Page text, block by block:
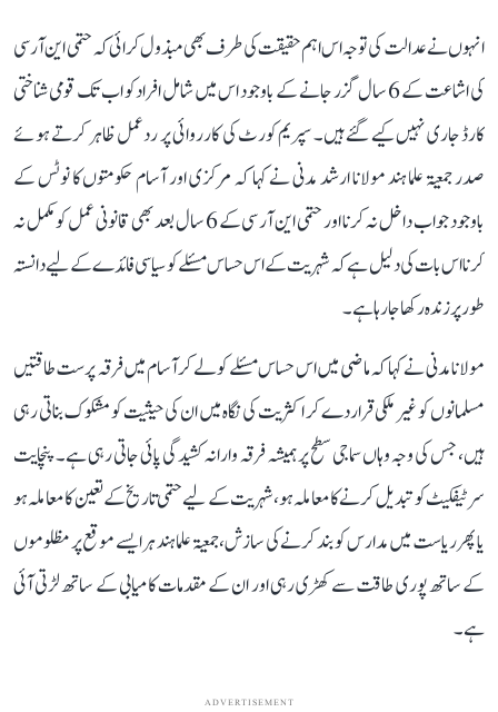
انہوں نے عدالت کی توجہ اس اہم حقیقت کی طرف بھی مبذول کرائی کہ حتمی این آر سی
کی اشاعت کے 6 سال گزر جانے کے باوجود اس میں شامل افراد کو اب تک قومی شناختی
کارڈ جاری نہیں کیے گئے ہیں۔ سپریم کورٹ کی کارروائی پر ردعمل ظاہر کرتے ہوئے
صدر جمعیۃ علما ہند مولانا ارشد مدنی نے کہا کہ مرکزی اور آسام حکومتوں کا نوٹس کے
باوجود جواب داخل نہ کرنا اور حتمی این آر سی کے 6 سال بعد بھی قانونی عمل کو مکمل نہ
کرنا اس بات کی دلیل ہے کہ شہریت کے اس حساس مسئلے کو سیاسی فائدے کے لیے دانستہ
طور پر زندہ رکھا جا رہا ہے۔
مولانا مدنی نے کہا کہ ماضی میں اس حساس مسئلے کو لے کر آسام میں فرقہ پرست طاقتیں
مسلمانوں کو غیر ملکی قرار دے کر اکثریت کی نگاہ میں ان کی حیثیت کو مشکوک بناتی رہی
ہیں، جس کی وجہ وہاں سماجی سطح پر ہمیشہ فرقہ وارانہ کشیدگی پائی جاتی رہی ہے۔ پنچایت
سرٹیفکیٹ کو تبدیل کرنے کا معاملہ ہو، شہریت کے لیے حتمی تاریخ کے تعین کا معاملہ ہو
یا پھر ریاست میں مدارس کو بند کرنے کی سازش، جمعیۃ علما ہند ہر ایسے موقع پر مظلوموں
کے ساتھ پوری طاقت سے کھڑی رہی اور ان کے مقدمات کامیابی کے ساتھ لڑتی آئی
ہے۔
ADVERTISEMENT